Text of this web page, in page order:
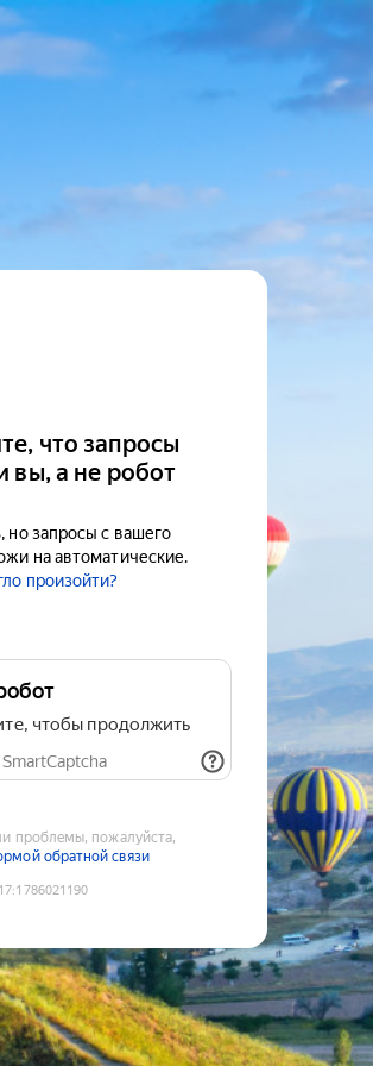
что запросы
вы, а не робот
но запросы с вашего
на автоматические.
произойти?
робот
чтобы продолжить
SmartCaptcha
проблемы, пожалуйста,
обратной связи
:1786021190